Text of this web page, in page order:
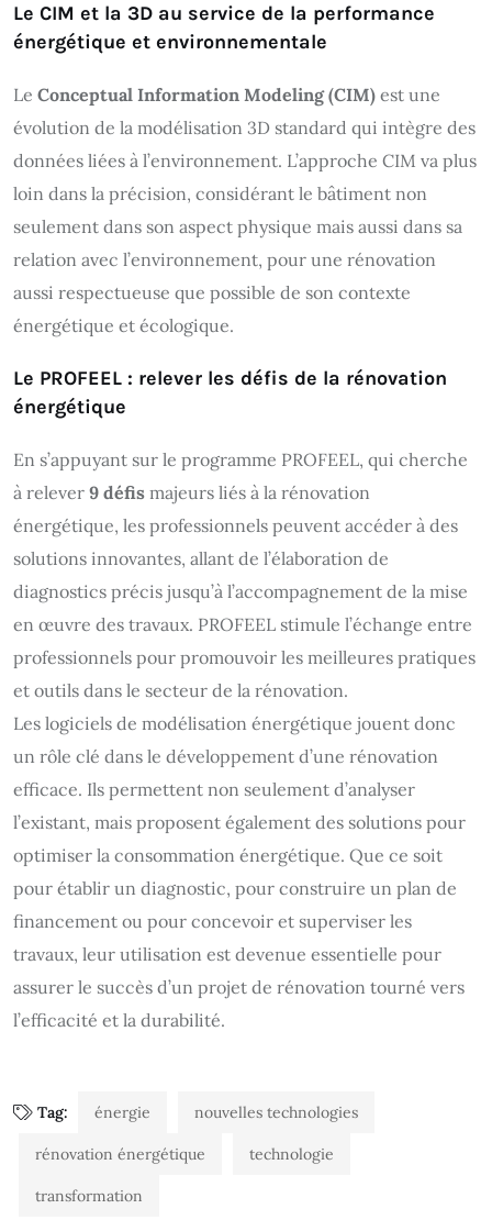
Le CIM et la 3D au service de la performance
énergétique et environnementale
Le Conceptual Information Modeling (CIM) est une
évolution de la modélisation 3D standard qui intègre des
données liées à l’environnement. L’approche CIM va plus
loin dans la précision, considérant le bâtiment non
seulement dans son aspect physique mais aussi dans sa
relation avec l’environnement, pour une rénovation
aussi respectueuse que possible de son contexte
énergétique et écologique.
Le PROFEEL : relever les défis de la rénovation
énergétique
En s’appuyant sur le programme PROFEEL, qui cherche
à relever 9 défis majeurs liés à la rénovation
énergétique, les professionnels peuvent accéder à des
solutions innovantes, allant de l’élaboration de
diagnostics précis jusqu’à l’accompagnement de la mise
en œuvre des travaux. PROFEEL stimule l’échange entre
professionnels pour promouvoir les meilleures pratiques
et outils dans le secteur de la rénovation.
Les logiciels de modélisation énergétique jouent donc
un rôle clé dans le développement d’une rénovation
efficace. Ils permettent non seulement d’analyser
l’existant, mais proposent également des solutions pour
optimiser la consommation énergétique. Que ce soit
pour établir un diagnostic, pour construire un plan de
financement ou pour concevoir et superviser les
travaux, leur utilisation est devenue essentielle pour
assurer le succès d’un projet de rénovation tourné vers
l’efficacité et la durabilité.
Tag: énergie nouvelles technologies
rénovation énergétique technologie
transformation